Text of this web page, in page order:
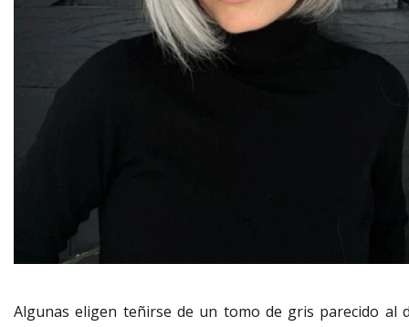
Algunas eligen teñirse de un tomo de gris parecido al